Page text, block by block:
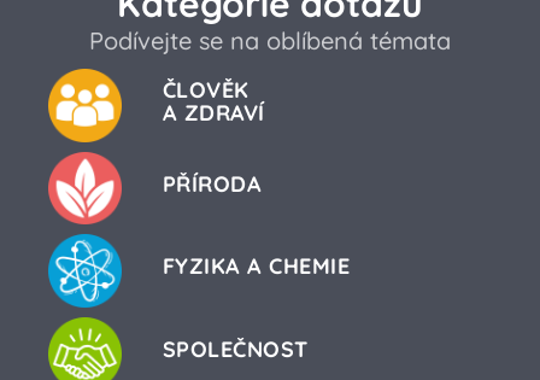
Podívejte se na oblíbená témata
ČLOVĚK
A ZDRAVÍ
PŘÍRODA
FYZIKA A CHEMIE
SPOLEČNOST